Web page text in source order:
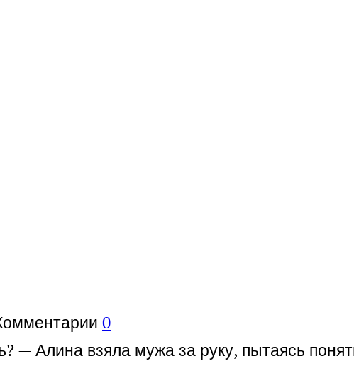
0
Алина взяла мужа за руку, пытаясь